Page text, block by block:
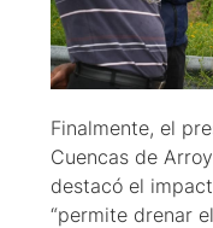
Finalmente, el
Cuencas de
destacó el
“permite drenar